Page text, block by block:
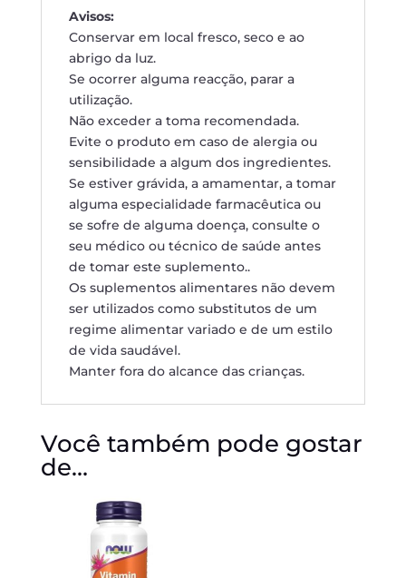
Avisos:
Conservar em local fresco, seco e ao
abrigo da luz.
Se ocorrer alguma reacção, parar a
utilização.
Não exceder a toma recomendada.
Evite o produto em caso de alergia ou
sensibilidade a algum dos ingredientes.
Se estiver grávida, a amamentar, a tomar
alguma especialidade farmacêutica ou
se sofre de alguma doença, consulte o
seu médico ou técnico de saúde antes
de tomar este suplemento..
Os suplementos alimentares não devem
ser utilizados como substitutos de um
regime alimentar variado e de um estilo
de vida saudável.
Manter fora do alcance das crianças.
Você também pode gostar
de…